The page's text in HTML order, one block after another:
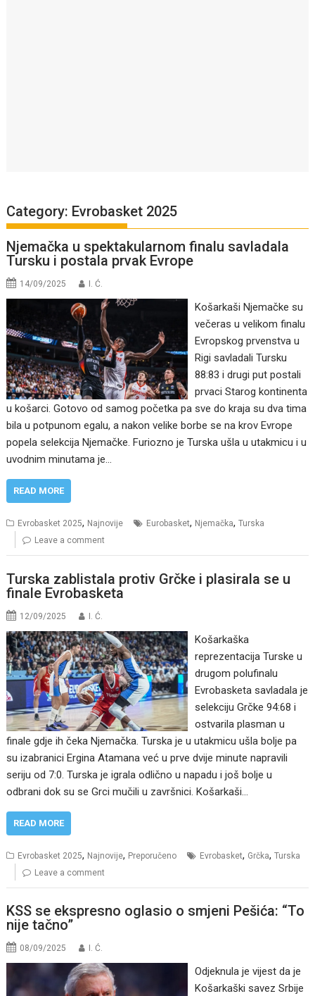
Category: Evrobasket 2025
Njemačka u spektakularnom finalu savladala
Tursku i postala prvak Evrope
14/09/2025 I. Ć.
Košarkaši Njemačke su
večeras u velikom finalu
Evropskog prvenstva u
Rigi savladali Tursku
88:83 i drugi put postali
prvaci Starog kontinenta
u košarci. Gotovo od samog početka pa sve do kraja su dva tima
bila u potpunom egalu, a nakon velike borbe se na krov Evrope
popela selekcija Njemačke. Furiozno je Turska ušla u utakmicu i u
uvodnim minutama je…
READ MORE
Evrobasket 2025, Najnovije Eurobasket, Njemačka,Turska
Leave a comment
Turska zablistala protiv Grčke i plasirala se u
finale Evrobasketa
12/09/2025 I. Ć.
Košarkaška
reprezentacija Turske u
drugom polufinalu
Evrobasketa savladala je
selekciju Grčke 94:68 i
ostvarila plasman u
finale gdje ih čeka Njemačka. Turska je u utakmicu ušla bolje pa
su izabranici Ergina Atamana već u prve dvije minute napravili
seriju od 7:0. Turska je igrala odlično u napadu i još bolje u
odbrani dok su se Grci mučili u završnici. Košarkaši…
READ MORE
Evrobasket 2025, Najnovije, Preporučeno Evrobasket, Grčka,Turska
Leave a comment
KSS se ekspresno oglasio o smjeni Pešića: “To
nije tačno”
08/09/2025 I. Ć.
Odjeknula je vijest da je
Košarkaški savez Srbije